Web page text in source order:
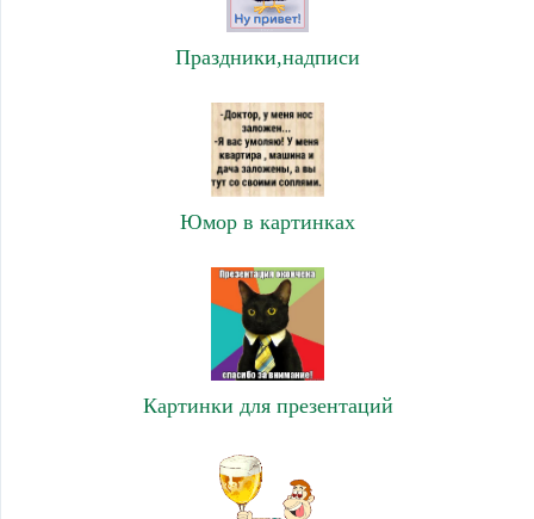
Праздники,надписи
Юмор в картинках
Картинки для презентаций